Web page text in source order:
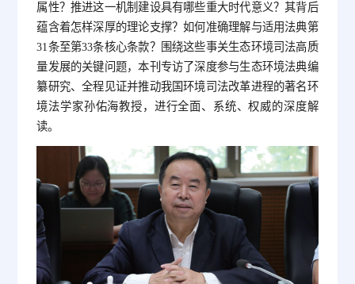
属性？推进这一机制建设具有哪些重大时代意义？其背后
蕴含着怎样深厚的理论支撑？如何准确理解与适用法典第
31条至第33条核心条款？围绕这些事关生态环境司法高质
量发展的关键问题，本刊专访了深度参与生态环境法典编
纂研究、全程见证并推动我国环境司法改革进程的著名环
境法学家孙佑海教授，进行全面、系统、权威的深度解
读。